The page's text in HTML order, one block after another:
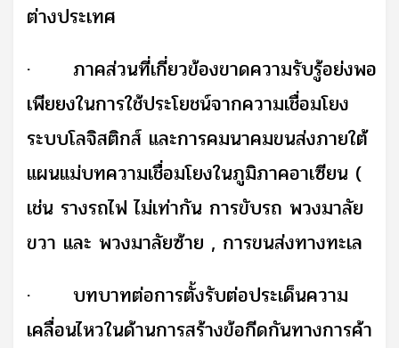
ต่างประเทศ
·
ภาคส่วนที่เกี่ยวข้องขาดความรับรู้อย่งพอ
เพียยงในการใช้ประโยชน์จากความเชื่อมโยง
ระบบโลจิสติกส์ และการคมนาคมขนส่งภายใต้
แผนแม่บทความเชื่อมโยงในภูมิภาคอาเซียน (
เช่น รางรถไฟ ไม่เท่ากัน การขับรถ พวงมาลัย
ขวา และ พวงมาลัยซ้าย , การขนส่งทางทะเล
·
บทบาทต่อการตั้งรับต่อประเด็นความ
เคลื่อนไหวในด้านการสร้างข้อกีดกันทางการค้า